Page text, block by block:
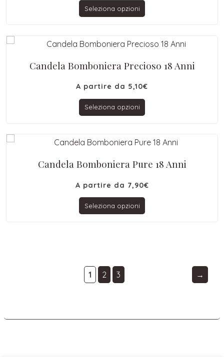
Seleziona opzioni
Candela Bomboniera Precioso 18 Anni
A partire da 5,10€
Seleziona opzioni
Candela Bomboniera Pure 18 Anni
A partire da 7,90€
Seleziona opzioni
1 2 3 →